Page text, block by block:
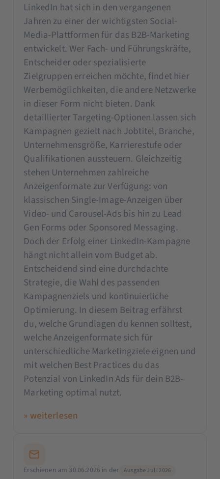
LinkedIn hat sich in den vergangenen
Jahren zu einer der wichtigsten Social-
Media-Plattformen für das B2B-Marketing
entwickelt. Wer Fach- und Führungskräfte,
Entscheider oder spezialisierte
Zielgruppen erreichen möchte, findet hier
Werbemöglichkeiten, die andere Netzwerke
in dieser Form nicht bieten. Dank
detaillierter Targeting-Optionen lassen sich
Kampagnen gezielt nach Jobtitel, Branche,
Unternehmensgröße, Karrierestufe oder
Qualifikationen aussteuern. Gleichzeitig
stehen Unternehmen zahlreiche
Anzeigenformate zur Verfügung: von
klassischen Single-Image-Anzeigen über
Video- und Carousel-Ads bis hin zu Lead
Gen Forms oder Sponsored Messaging.
Doch der Erfolg einer LinkedIn-Kampagne
hängt nicht allein vom Budget ab.
Entscheidend sind eine durchdachte
Strategie, die Wahl des passenden
Kampagnenziels und kontinuierliche
Optimierung. In diesem Beitrag erfährst
du, welche Grundlagen du kennen solltest,
welche Anzeigenformate sich für
unterschiedliche Marketingziele eignen und
mit welchen Best Practices du das
Potenzial von LinkedIn Ads für dein B2B-
Marketing optimal nutzt.
» weiterlesen
Erschienen am 30.06.2026 in der Ausgabe Jul I 2026